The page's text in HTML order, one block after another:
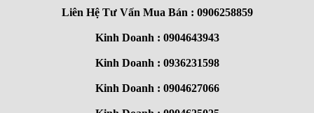
Liên Hệ Tư Vấn Mua Bán : 0906258859
Kinh Doanh : 0904643943
Kinh Doanh : 0936231598
Kinh Doanh : 0904627066